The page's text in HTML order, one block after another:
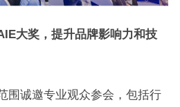
大奖，提升品牌影响力和技
围诚邀专业观众参会，包括行